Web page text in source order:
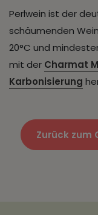
Perlwein ist der
schäumenden
20°C und
mit der Charmat
Karbonisierung
Zurück zum